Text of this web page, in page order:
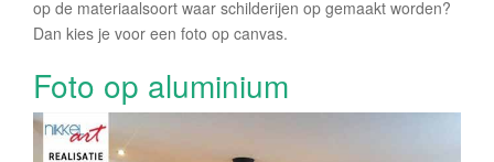
op de materiaalsoort waar schilderijen op gemaakt worden?
Dan kies je voor een foto op canvas.
Foto op aluminium